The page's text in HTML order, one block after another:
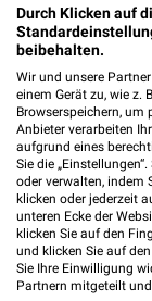
Am
Durch Klicken auf
beibehalten.
Wir und unsere
einem Gerät zu, wie z.
Browserspeichern, um
Anbieter verarbeiten
aufgrund eines
Sie die
oder verwalten, indem
klicken oder jederzeit
unteren Ecke der
klicken Sie auf den
und klicken Sie auf
Sie Ihre Einwilligung
Partnern mitgeteilt